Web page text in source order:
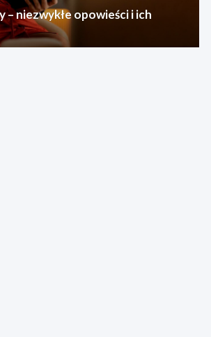
– niezwykłe opowieści i ich